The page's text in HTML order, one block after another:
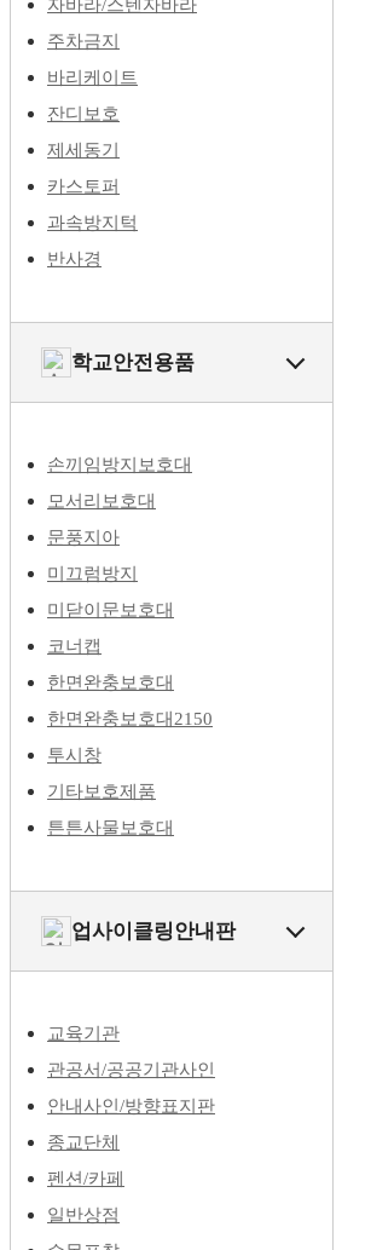
자바라/스텐자바라
주차금지
바리케이트
잔디보호
제세동기
카스토퍼
과속방지턱
반사경
학교안전용품
손끼임방지보호대
모서리보호대
문풍지아
미끄럼방지
미닫이문보호대
코너캡
한면완충보호대
한면완충보호대2150
투시창
기타보호제품
튼튼사물보호대
업사이클링안내판
교육기관
관공서/공공기관사인
안내사인/방향표지판
종교단체
펜션/카페
일반상점